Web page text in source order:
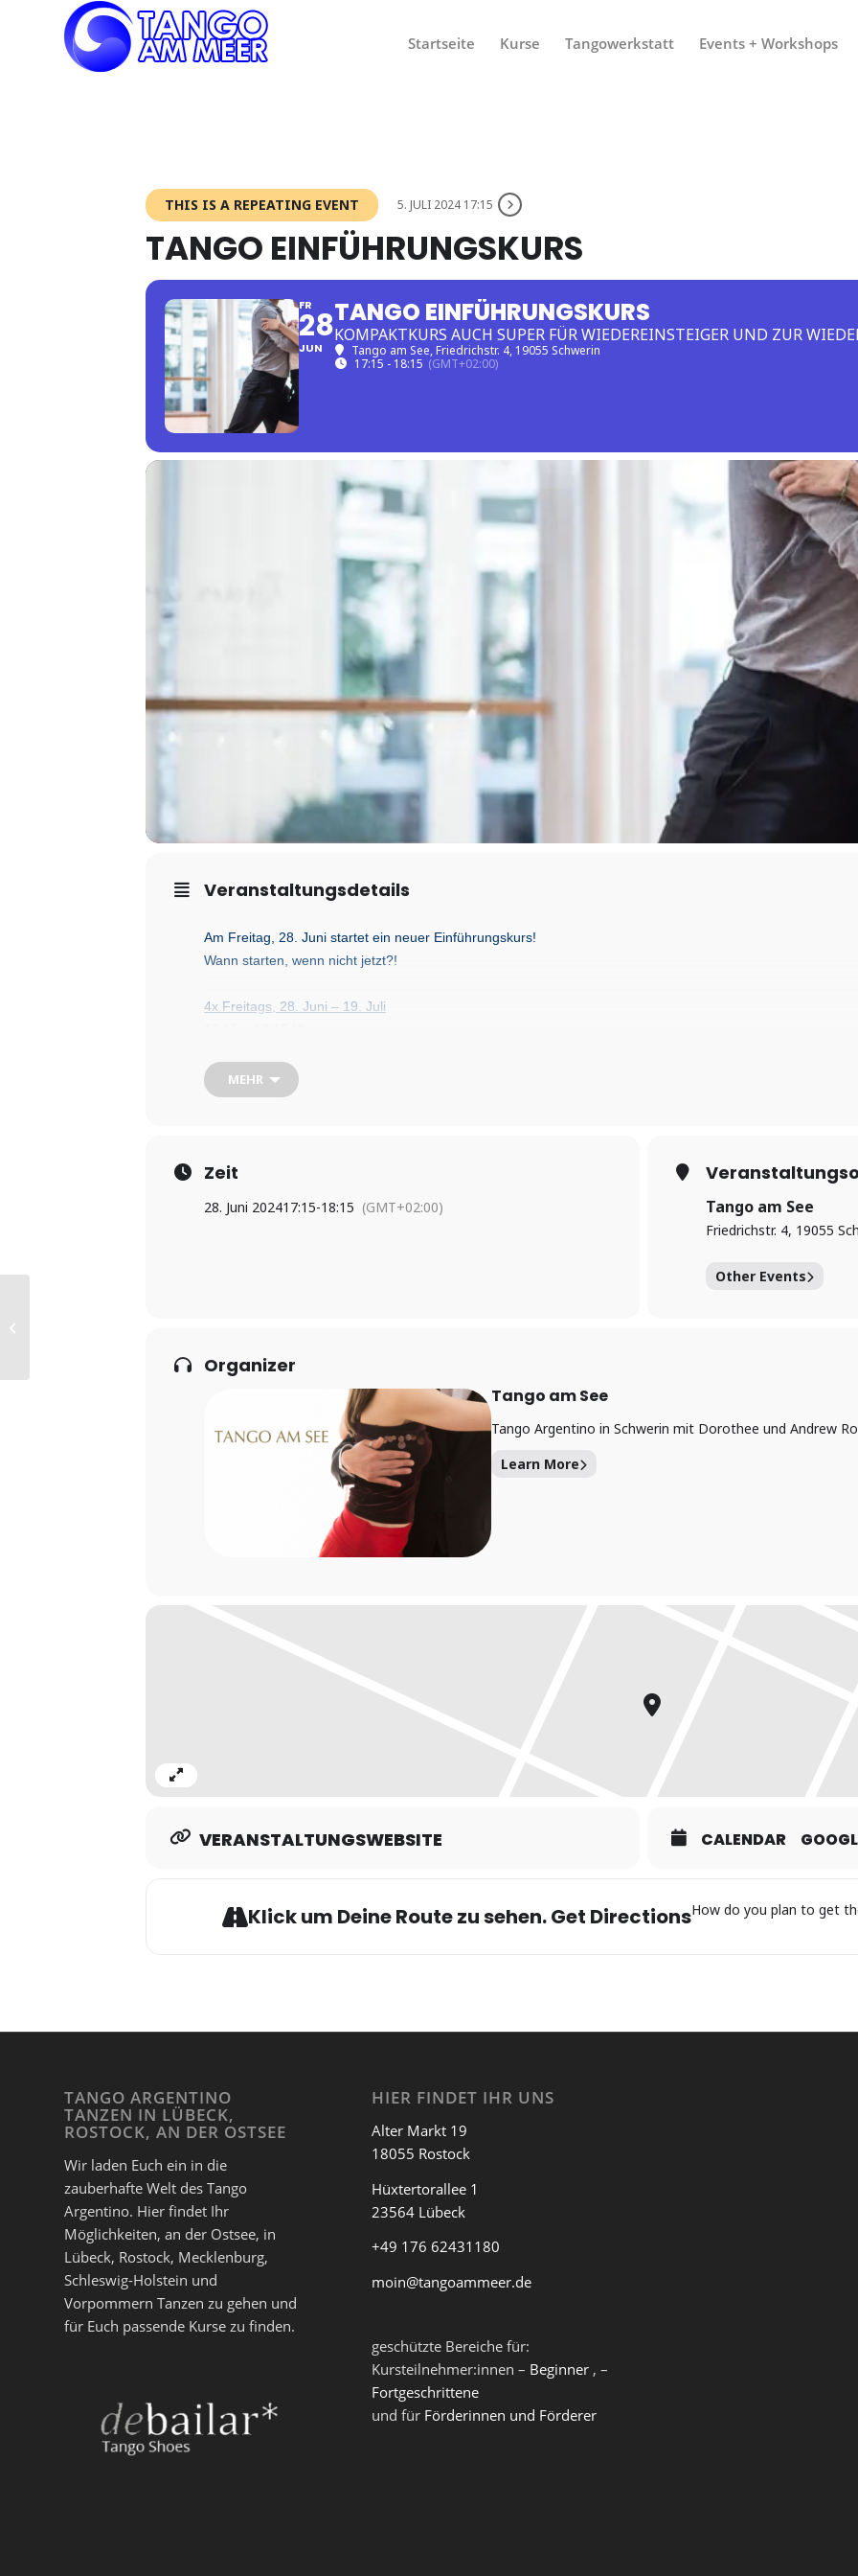
Startseite Kurse Tangowerkstatt Events + Workshops
THIS IS A REPEATING EVENT 5. JULI 2024 17:15
TANGO EINFÜHRUNGSKURS
FR
28
JUN
TANGO EINFÜHRUNGSKURS
KOMPAKTKURS AUCH SUPER FÜR WIEDEREINSTEIGER UND ZUR
Tango am See, Friedrichstr. 4, 19055 Schwerin
17:15 - 18:15 (GMT+02:00)
Veranstaltungsdetails
Am Freitag, 28. Juni startet ein neuer Einführungskurs!
Wann starten, wenn nicht jetzt?!
4x Freitags, 28. Juni – 19. Juli
Derargentinische Tango ist ein wunderbarer Ausgleich zum zumeist vom Verstand geprägten Alltag. Wir
Mischung aus Sinn und
Adresse:
MEHR
Zeit
28. Juni 202417:15-18:15 (GMT+02:00) Tango am See
Friedrichstr. 4, 19055
Other Events
Organizer
Tango am See
Tango Argentino in Schwerin mit Dorothee und Andrew
Learn More
VERANSTALTUNGSWEBSITE CALENDAR
Klick um Deine Route zu sehen. Get DirectionsHow do you plan to get
TANGO ARGENTINO
TANZEN IN LÜBECK,
ROSTOCK, AN DER OSTSEE
Wir laden Euch ein in die
zauberhafte Welt des Tango
Argentino. Hier findet Ihr
Möglichkeiten, an der Ostsee, in
Lübeck, Rostock, Mecklenburg,
Schleswig-Holstein und
Vorpommern Tanzen zu gehen und
für Euch passende Kurse zu finden.
HIER FINDET IHR UNS
Alter Markt 19
18055 Rostock
Hüxtertorallee 1
23564 Lübeck
+49 176 62431180
moin@tangoammeer.de
geschützte Bereiche für:
Kursteilnehmer:innen – Beginner, –
Fortgeschrittene
und für Förderinnen und Förderer